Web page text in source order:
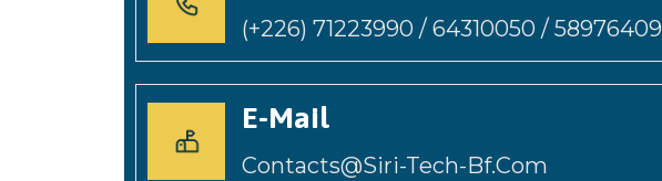
(+226) 71223990 / 64310050 / 58976409
E-Mail
Contacts@siri-Tech-Bf.com